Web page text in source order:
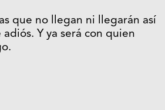
que no llegan ni llegarán así
Y ya será con quien